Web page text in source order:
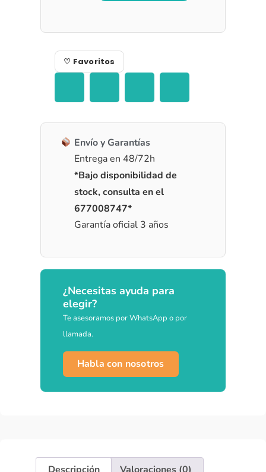
♡ Favoritos
Envío y Garantías
Entrega en 48/72h
*Bajo disponibilidad de
stock, consulta en el
677008747*
Garantía oficial 3 años
¿Necesitas ayuda para
elegir?
Te asesoramos por WhatsApp o por
llamada.
Habla con nosotros